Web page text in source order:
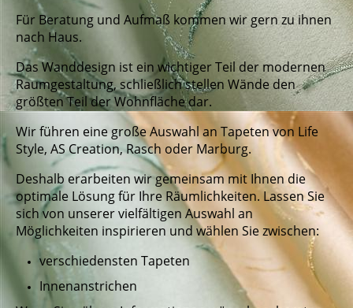
Für Beratung und Aufmaß kommen wir gern zu ihnen
nach Haus.
Das Wanddesign ist ein wichtiger Teil der modernen
Raumgestaltung, schließlich stellen Wände den
größten Teil der Wohnfläche dar.
Wir führen eine große Auswahl an Tapeten von Life
Style, AS Creation, Rasch oder Marburg.
Deshalb erarbeiten wir gemeinsam mit Ihnen die
optimale Lösung für Ihre Räumlichkeiten. Lassen Sie
sich von unserer vielfältigen Auswahl an
Möglichkeiten inspirieren und wählen Sie zwischen:
verschiedensten Tapeten
Innenanstrichen